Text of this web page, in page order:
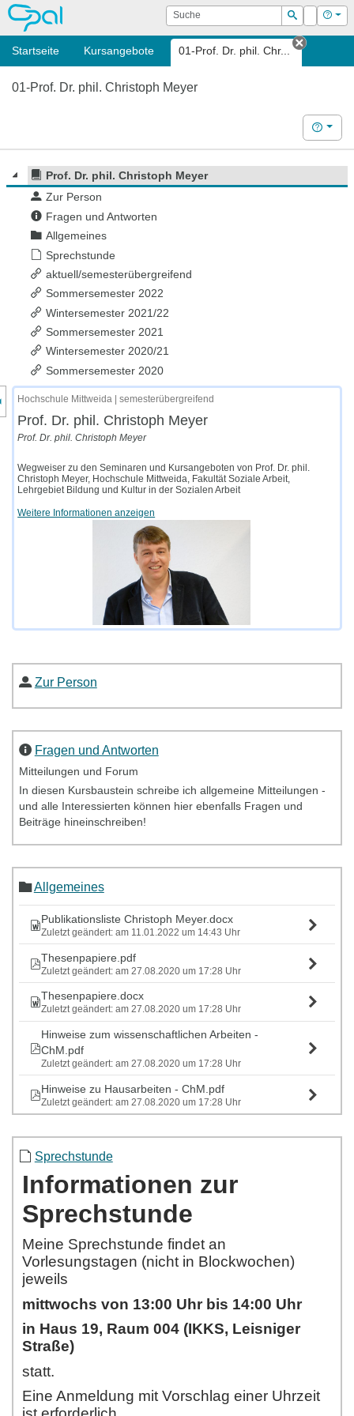
OPAL Suche
Suchen
Login Hilfe
Startseite Kursangebote 01-Prof. Dr. phil. Chr...
Tab
01-Prof. Dr. phil. Christoph Meyer
Hilfe
Prof. Dr. phil. Christoph Meyer
Zur Person
Fragen und Antworten
Allgemeines
Sprechstunde
aktuell/semesterübergreifend
Sommersemester 2022
Wintersemester 2021/22
Sommersemester 2021
Wintersemester 2020/21
Sommersemester 2020
des Kursmenüs
Hochschule Mittweida | semesterübergreifend
Prof. Dr. phil. Christoph Meyer
Prof. Dr. phil. Christoph Meyer
Wegweiser zu den Seminaren und Kursangeboten von Prof. Dr. phil.
Christoph Meyer, Hochschule Mittweida, Fakultät Soziale Arbeit,
Lehrgebiet Bildung und Kultur in der Sozialen Arbeit
Weitere Informationen anzeigen
Zur Person
Fragen und Antworten
Mitteilungen und Forum
In diesen Kursbaustein schreibe ich allgemeine Mitteilungen -
und alle Interessierten können hier ebenfalls Fragen und
Beiträge hineinschreiben!
Allgemeines
Publikationsliste Christoph Meyer.docx
Zuletzt geändert: am 11.01.2022 um 14:43 Uhr
Thesenpapiere.pdf
Zuletzt geändert: am 27.08.2020 um 17:28 Uhr
Thesenpapiere.docx
Zuletzt geändert: am 27.08.2020 um 17:28 Uhr
Hinweise zum wissenschaftlichen Arbeiten -
ChM.pdf
Zuletzt geändert: am 27.08.2020 um 17:28 Uhr
Hinweise zu Hausarbeiten - ChM.pdf
Zuletzt geändert: am 27.08.2020 um 17:28 Uhr
Sprechstunde